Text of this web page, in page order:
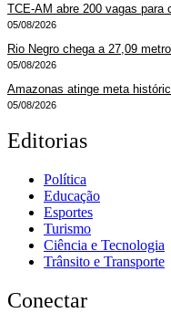
TCE-AM abre 200 vagas para
05/08/2026
Rio Negro chega a 27,09
05/08/2026
Amazonas atinge meta
05/08/2026
Editorias
Política
Educação
Esportes
Turismo
Ciência e Tecnologia
Trânsito e Transporte
Conectar